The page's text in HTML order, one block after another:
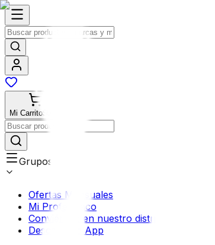
Mi Carrito$0.00
Grupos
Ofertas Mensuales
Mi Profermaco
Conviértete en nuestro distribuidor
Descarga la App